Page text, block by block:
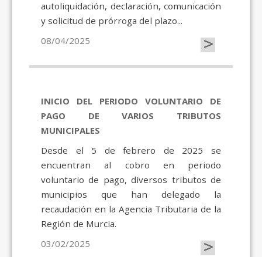
autoliquidación, declaración, comunicación
y solicitud de prórroga del plazo...
08/04/2025
>
INICIO DEL PERIODO VOLUNTARIO DE
PAGO DE VARIOS TRIBUTOS
MUNICIPALES
Desde el 5 de febrero de 2025 se
encuentran al cobro en periodo
voluntario de pago, diversos tributos de
municipios que han delegado la
recaudación en la Agencia Tributaria de la
Región de Murcia.
03/02/2025
>